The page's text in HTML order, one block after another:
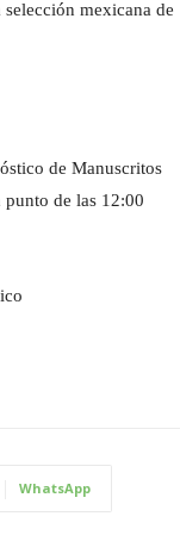
mexicana de
de Manuscritos
de las 12:00
WhatsApp